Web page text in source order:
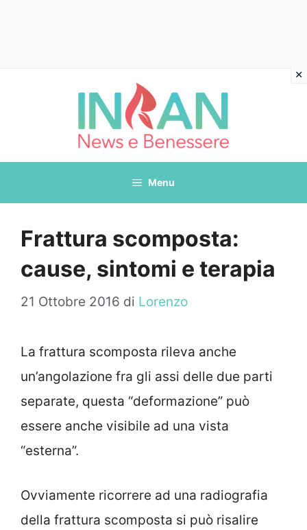
Menu
Frattura scomposta:
cause, sintomi e terapia
21 Ottobre 2016 di Lorenzo
La frattura scomposta rileva anche
un’angolazione fra gli assi delle due parti
separate, questa “deformazione” può
essere anche visibile ad una vista
“esterna”.
Ovviamente ricorrere ad una radiografia
della frattura scomposta si può risalire